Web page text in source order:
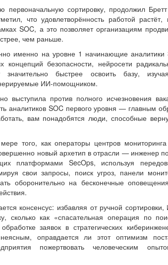
первоначальную сортировку, продолжил
что удовлетворённость работой растёт,
SOC, а это позволяет организациям
чем раньше.
именно на уровне 1 начинающие аналитики
безопасности, нейросети
быстрее освоить базу,
ИИ-помощником.
выступила против полного исчезновения
аналитиков SOC первого уровня — главным
вам понадобятся люди, способные
того, как операторы центров
новый архетип в отрасли — инженер
платформами SecOps, используя
свои запросы, поиск угроз, панели
оборонительно на бесконечные
консенсус: избавляя от ручной
сколько как «спасательная операция по
заявок в стратегических
оправдается ли этот оптимизм
пожертвовать человеческим